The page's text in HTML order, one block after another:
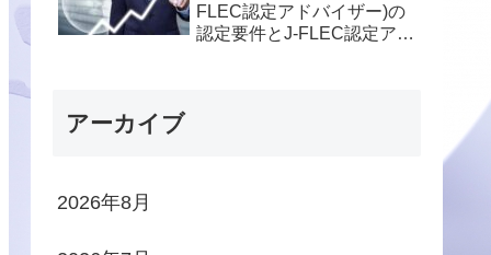
FLEC認定アドバイザー)の
認定要件とJ-FLEC認定アド
アーカイブ
2026年8月